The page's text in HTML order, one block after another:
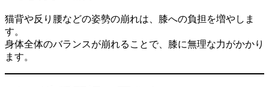
猫背や反り腰などの姿勢の崩れは、膝への負担を増やしま
す。
身体全体のバランスが崩れることで、膝に無理な力がかかり
ます。